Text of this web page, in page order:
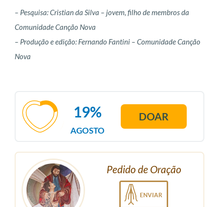
– Pesquisa: Cristian da Silva – jovem, filho de membros da
Comunidade Canção Nova
– Produção e edição: Fernando Fantini – Comunidade Canção
Nova
AGOSTO
19% DOAR
Pedido de Oração
ENVIAR